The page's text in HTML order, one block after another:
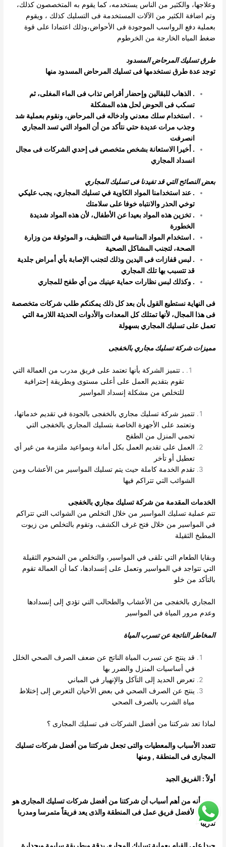
وعلاجها، والكثير من الناس يستخدمه، كما يقوم به المتخصصون كذلك،
وتم اضافة الكثير من الآلات المستخدمة فى التسليككذلك ، ويقوم
بعملية دفع الرواسب الموجودة فى الأحواض،وذلك اعتمادا على قوة
ضغط المياه الخارجة من الخرطوم
طرق تسليك المرحاض المسدود
توجد عدة طرق نستخدمها فى تسليك المرحاض المسدود منها
. الذهاب للبقالين وإحضار أقراص تذاب فى الماء المغلى، ثم
تسكب فى الحوض لحل هذه المشكلة
. استخدام سلك معدني وادخاله فى المرحاض، ونقوم بعملية شد
وجذب مرات عديدة حتي نتأكد من أن المواد التي تسد المجاري
انصرفت
. أخيرا الاستعانة بشخص متخصص فى إحدي الشركات فى مجال
انسداد المجاري
بعض النصائح التي قد تفيدنا فى تسليك المجاري
. عند استخدامنا المواد الكاوية في تسليك المجاري، يجب عليكي
توخي الحذر والانتباه خوفا على سلامتك
. تخزين هذه المواد بعيدا عن الأطفال، لأن هذه المواد شديدة
الخطورة
. استخدام المواد المناسبة في التنظيف، و الموثوقة من وزارة
الصحة، لتجنب المشاكل الصحية
. لبس قفازات فى اليدين وذلك لتجنب الإصابة بأي أمراض جلدية
قد تتسبب بها تلك المجاري
. وكذلك لبس نظارات حماية عينيك من أي طفح للمجاري
فى النهاية نستطيع القول بأن بعد كل ذلك يمكنكم طلب شركات متخصصة
فى هذا المجال، لأنها تمتلك كل المعدات والأدوات الحديثة اللازمة التي
تعملعلى تسليك المجاري بسهولة
مميزات شركة تسليك مجاري بالخفجى
. تتميز الشركة بأنها تعتمد على فريق مدرب من العمالة التي
تقوم بتقديم العمل على أعلى مستوى وبطريقة إحترافية
للتخلص من مشكلة إنسداد المواسير
تتميز شركة تسليك مجاري بالخفجى بالجودة في تقديم خدماتها،
وتعتمد على الأجهزة الخاصة بتسليك المجاري بالخفجى التي
تحمي المنزل من الطفح
العمل على تقديم العمل بكل أمانة وبمواعيد ملتزمة من غير أي
تعطيل أو تأخر
تقدم الخدمة كاملة حيث يتم تسليك المواسير من الأعشاب ومن
الشوائب التي تتراكم فيها
الخدمات المقدمة من شركة تسليك مجاري بالخفجى
تتم عملية تسليك المواسير من خلال التخلص من الشوائب التي تتراكم
في المواسير من خلال فتح غرف الكشف، وتقوم بالتخلص من زيوت
المطبخ الثقيلة
وبقايا الطعام التي تلقى في المواسير، والتخلص من الشحوم الثقيلة
التي تتواجد في المواسير وتعمل على إنسدادها، كما أن العمالة تقوم
بالتأكد من خلو
المجاري بالخفجى من الأعشاب والطحالب التي تؤدي إلى إنسدادها
وعدم مرور المياة في المواسير
المخاطر الناتجة عن تسرب المياة
قد ينتج عن تسرب المياة الناتج عن ضعف الصرف الصحي الخلل
في أساسيات المنزل والضرر بها
تعرض الحديد إلى التآكل والإنهيار في المباني
ينتج عن الصرف الصحي في بعض الأحيان التعرض إلى إختلاط
مياة الشرب بالصرف الصحي
لماذا تعد شركتنا من أفضل الشركات فى تسليك المجارى ؟
تتعدد الأسباب والمعطيات والتى تجعل شركتنا من أفضل شركات تسليك
المجارى فى المنطقة , ومنها
أولاً : الفريق الجيد
حيث أنه من أهم أسباب أن شركتنا من أفضل شركات تسليك المجارى هو
إمتلاكنا لأفضل فريق عمل فى المنطقة والذى يعد فريقاً متمرسا ومدربا
تدريبا